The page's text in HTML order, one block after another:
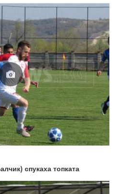
спукаха топката